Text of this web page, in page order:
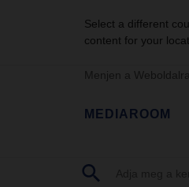
Select a different
content for your
Menjen a Weboldalra
MEDIAROOM